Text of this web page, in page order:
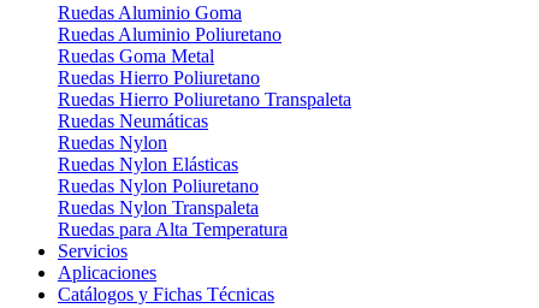
Ruedas Aluminio Goma
Ruedas Aluminio Poliuretano
Ruedas Goma Metal
Ruedas Hierro Poliuretano
Ruedas Hierro Poliuretano Transpaleta
Ruedas Neumáticas
Ruedas Nylon
Ruedas Nylon Elásticas
Ruedas Nylon Poliuretano
Ruedas Nylon Transpaleta
Ruedas para Alta Temperatura
Servicios
Aplicaciones
Catálogos y Fichas Técnicas